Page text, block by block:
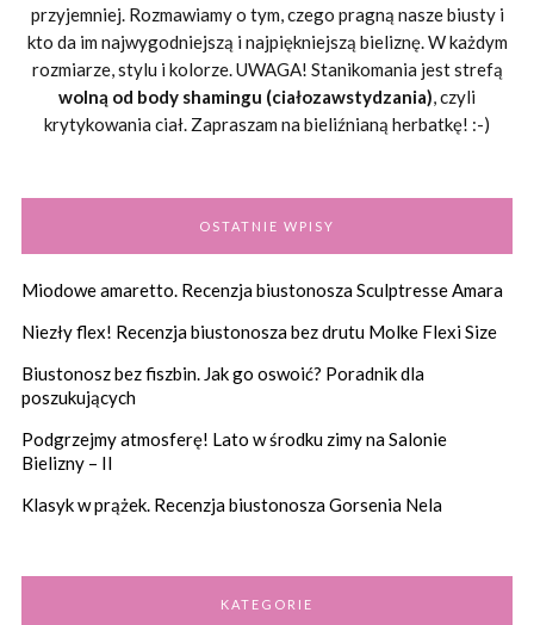
przyjemniej. Rozmawiamy o tym, czego pragną nasze biusty i
kto da im najwygodniejszą i najpiękniejszą bieliznę. W każdym
rozmiarze, stylu i kolorze. UWAGA! Stanikomania jest strefą
wolną od body shamingu (ciałozawstydzania), czyli
krytykowania ciał. Zapraszam na bieliźnianą herbatkę! :-)
OSTATNIE WPISY
Miodowe amaretto. Recenzja biustonosza Sculptresse Amara
Niezły flex! Recenzja biustonosza bez drutu Molke Flexi Size
Biustonosz bez fiszbin. Jak go oswoić? Poradnik dla
poszukujących
Podgrzejmy atmosferę! Lato w środku zimy na Salonie
Bielizny – II
Klasyk w prążek. Recenzja biustonosza Gorsenia Nela
KATEGORIE